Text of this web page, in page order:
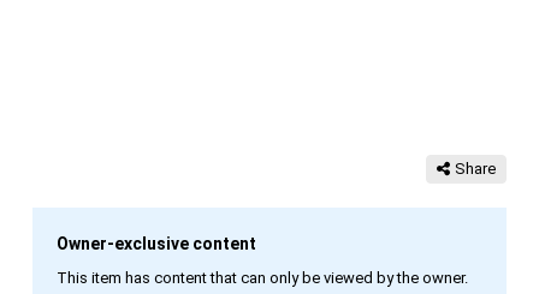
Share
Owner-exclusive content
This item has content that can only be viewed by the owner.